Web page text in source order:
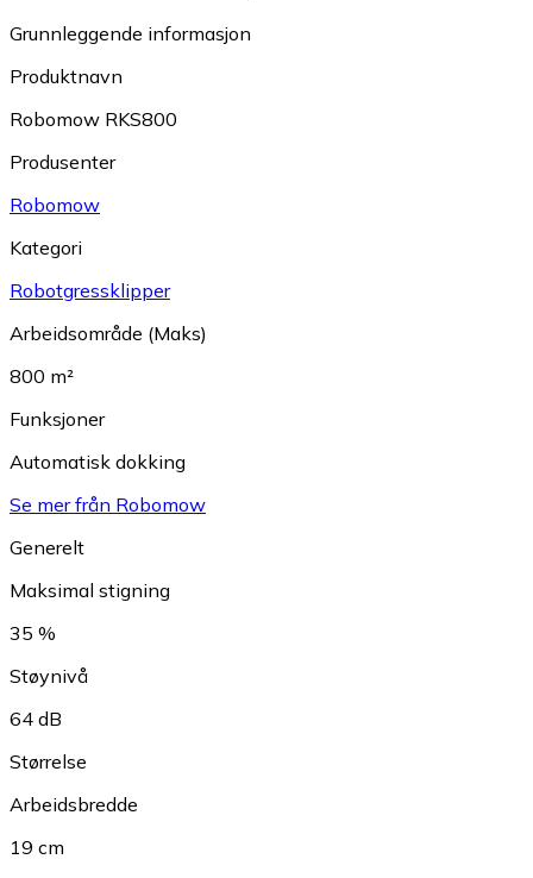
Grunnleggende informasjon
Produktnavn
Robomow RKS800
Produsenter
Robomow
Kategori
Robotgressklipper
Arbeidsområde (Maks)
800 m²
Funksjoner
Automatisk dokking
Se mer från Robomow
Generelt
Maksimal stigning
35 %
Støynivå
64 dB
Størrelse
Arbeidsbredde
19 cm